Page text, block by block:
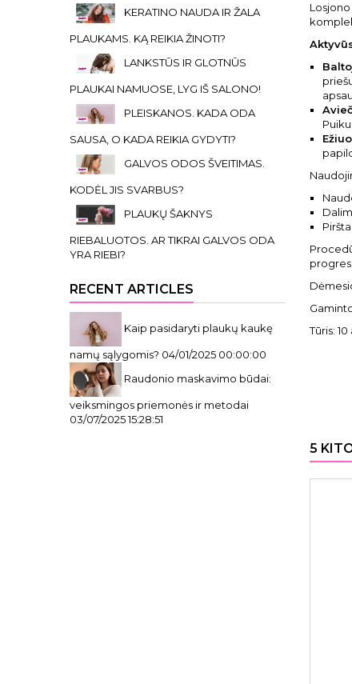
KERATINO NAUDA IR ŽALA
PLAUKAMS. KĄ REIKIA ŽINOTI?
LANKSTŪS IR GLOTNŪS
PLAUKAI NAMUOSE, LYG IŠ SALONO!
PLEISKANOS. KADA ODA
SAUSA, O KADA REIKIA GYDYTI?
GALVOS ODOS ŠVEITIMAS.
KODĖL JIS SVARBUS?
PLAUKŲ ŠAKNYS
RIEBALUOTOS. AR TIKRAI GALVOS ODA
YRA RIEBI?
RECENT ARTICLES
Kaip pasidaryti plaukų kaukę
namų sąlygomis? 04/01/2025 00:00:00
Raudonio maskavimo būdai:
veiksmingos priemonės ir metodai
03/07/2025 15:28:51
Tūris:
5